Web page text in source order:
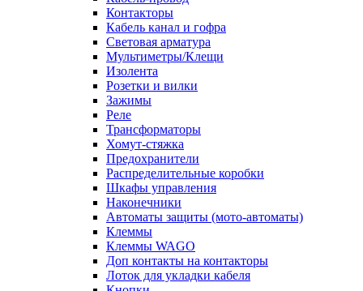
Контакторы
Кабель канал и гофра
Световая арматура
Мультиметры/Клещи
Изолента
Розетки и вилки
Зажимы
Реле
Трансформаторы
Хомут-стяжка
Предохранители
Распределительные коробки
Шкафы управления
Наконечники
Автоматы защиты (мото-автоматы)
Клеммы
Клеммы WAGO
Доп контакты на контакторы
Лоток для укладки кабеля